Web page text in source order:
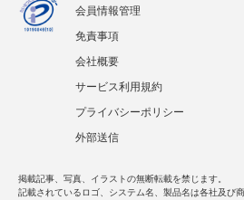
会員情報管理
免責事項
会社概要
サービス利用規約
プライバシーポリシー
外部送信
掲載記事、写真、イラストの無断転載を禁じます。
記載されているロゴ、システム名、製品名は各社及び